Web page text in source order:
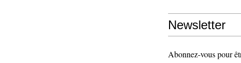
Newsletter
Abonnez-vous pour